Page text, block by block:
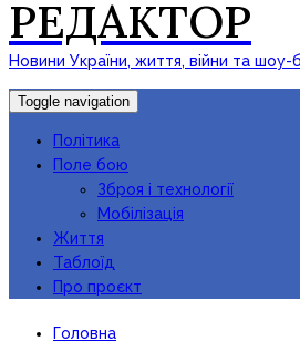
РЕДАКТОР
Новини України, життя, війни та шоу-
Toggle navigation
Політика
Поле бою
Зброя і технології
Мобілізація
Життя
Таблоїд
Про проєкт
Головна